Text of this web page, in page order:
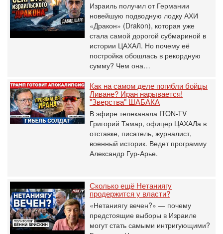
Израиль получил от Германии
новейшую подводную лодку АХИ
«Дракон» (Drakon), которая уже
стала самой дорогой субмариной в
истории ЦАХАЛ. Но почему её
постройка обошлась в рекордную
сумму? Чем она…
Как на самом деле погибли бойцы
Ливане? Иран нарывается!
"Зверства" ШАБАКА
В эфире телеканала ITON-TV
Григорий Тамар, офицер ЦАХАЛа в
отставке, писатель, журналист,
военный историк. Ведет программу
Александр Гур-Арье.
Сколько ещё Нетаниягу
продержится у власти?
«Нетаниягу вечен?» — почему
предстоящие выборы в Израиле
могут стать самыми интригующими?